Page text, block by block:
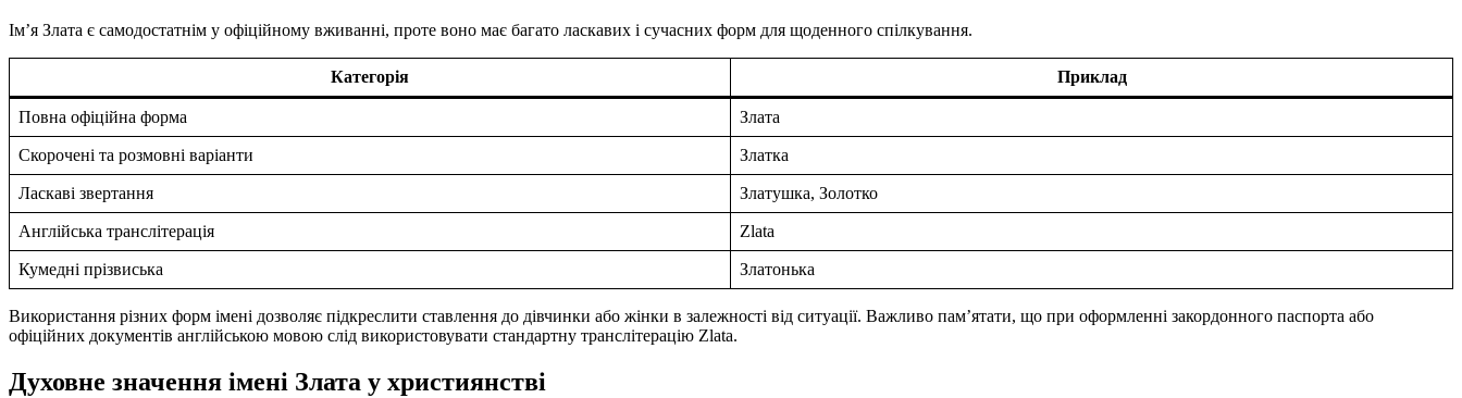
Ім’я Злата є самодостатнім у офіційному вживанні, проте воно має багато ласкавих і сучасних форм для щоденного спілкування.
Категорія Приклад
Повна офіційна форма Злата
Скорочені та розмовні варіанти Златка
Ласкаві звертання Златушка, Золотко
Англійська транслітерація Zlata
Кумедні прізвиська Златонька
Використання різних форм імені дозволяє підкреслити ставлення до дівчинки або жінки в залежності від ситуації. Важливо пам’ятати, що при оформленні закордонного паспорта або
офіційних документів англійською мовою слід використовувати стандартну транслітерацію Zlata.
Духовне значення імені Злата у християнстві